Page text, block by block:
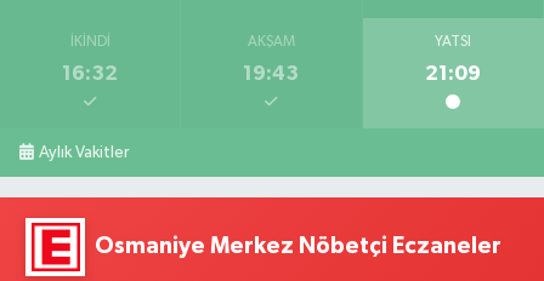
İKINDI
16:32
AKŞAM
19:43
YATSI
21:09
Aylık Vakitler
Osmaniye Merkez Nöbetçi Eczaneler